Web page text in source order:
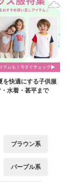
を快適にする子供服
水着・甚平まで
ブラウン系
パープル系